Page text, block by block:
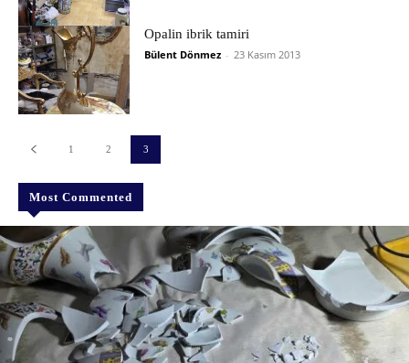
Most Commented
Opalin ibrik tamiri
Bülent Dönmez - 23 Kasım 2013
1 2 3